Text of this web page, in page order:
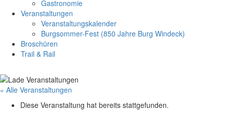
Gastronomie
Veranstaltungen
Veranstaltungskalender
Burgsommer-Fest (850 Jahre Burg Windeck)
Broschüren
Trail & Rail
« Alle Veranstaltungen
Diese Veranstaltung hat bereits stattgefunden.